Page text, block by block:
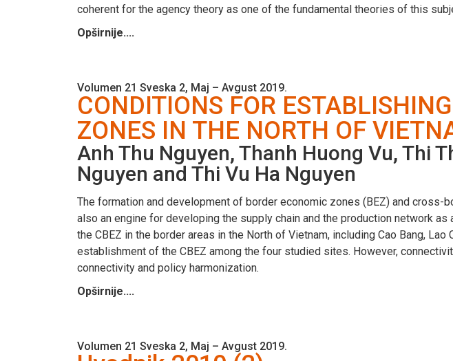
coherent for the agency theory as one of the fundamental theories of this
Opširnije....
Volumen 21 Sveska 2, Maj – Avgust 2019.
CONDITIONS FOR
ZONES IN THE NORTH OF
Anh Thu Nguyen, Thanh Huong Vu, Thi
Nguyen and Thi Vu Ha Nguyen
The formation and development of border economic zones (BEZ) and
also an engine for developing the supply chain and the production network
the CBEZ in the border areas in the North of Vietnam, including Cao Bang,
establishment of the CBEZ among the four studied sites. However,
connectivity and policy harmonization.
Opširnije....
Volumen 21 Sveska 2, Maj – Avgust 2019.